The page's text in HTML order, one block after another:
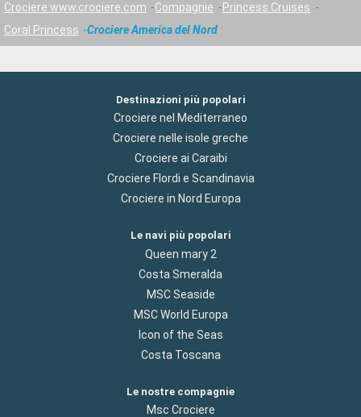
Crociere www.crociere.com Compagnie
Princess Cruises
Coral Princess
Crociere America del Nord
Destinazioni più popolari
Crociere nel Mediterraneo
Crociere nelle isole greche
Crociere ai Caraibi
Crociere Flordi e Scandinavia
Crociere in Nord Europa
Le navi più popolari
Queen mary 2
Costa Smeralda
MSC Seaside
MSC World Europa
Icon of the Seas
Costa Toscana
Le nostre compagnie
Msc Crociere